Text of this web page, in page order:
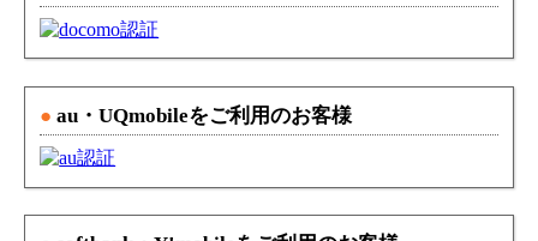
● au・UQmobileをご利用のお客様